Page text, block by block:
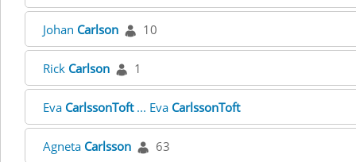
Johan Carlson 10
Rick Carlson 1
Eva CarlssonToft... Eva CarlssonToft
Agneta Carlsson 63